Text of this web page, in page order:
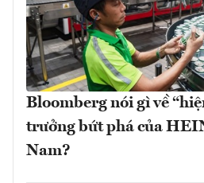
Bloomberg nói gì về
trưởng bứt phá của
Nam?